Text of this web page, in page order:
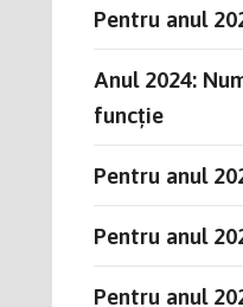
Pentru anul
Anul 2024:
funcție
Pentru anul
Pentru anul
Pentru anul